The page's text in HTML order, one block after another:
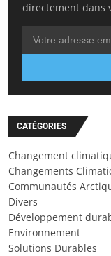
directement dans
CATÉGORIES
Changement
Changements
Communautés
Divers
Développement
Environnement
Solutions Durables